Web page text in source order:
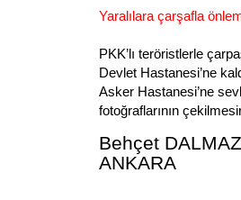
Yaralılara çarşafla
PKK’lı teröristlerle
Devlet Hastanesi’ne
Asker Hastanesi’ne
fotoğraflarının
Behçet
ANKARA